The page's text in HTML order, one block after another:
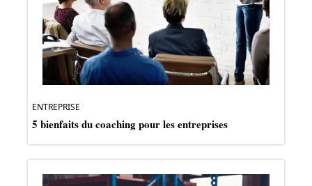
ENTREPRISE
5 bienfaits du coaching pour les entreprises